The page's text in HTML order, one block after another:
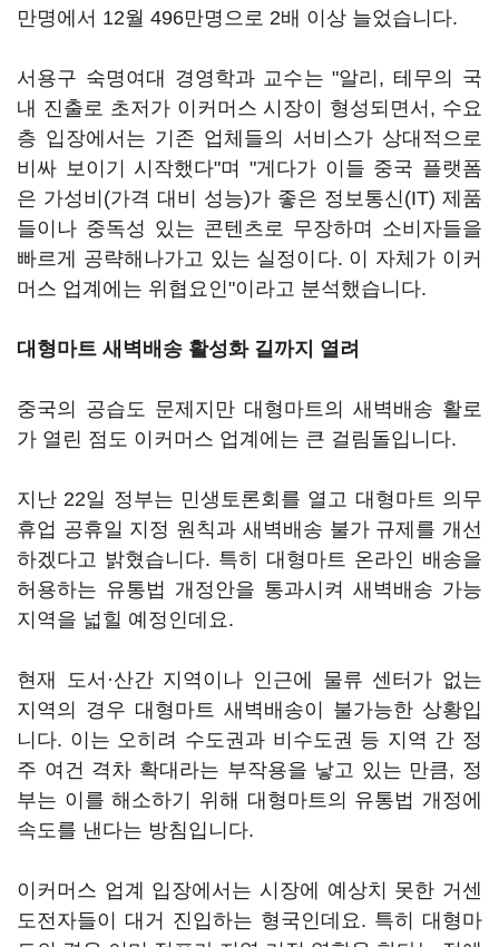
만명에서 12월 496만명으로 2배 이상 늘었습니다.
서용구 숙명여대 경영학과 교수는 "알리, 테무의 국
내 진출로 초저가 이커머스 시장이 형성되면서, 수요
층 입장에서는 기존 업체들의 서비스가 상대적으로
비싸 보이기 시작했다"며 "게다가 이들 중국 플랫폼
은 가성비(가격 대비 성능)가 좋은 정보통신(IT) 제품
들이나 중독성 있는 콘텐츠로 무장하며 소비자들을
빠르게 공략해나가고 있는 실정이다. 이 자체가 이커
머스 업계에는 위협요인"이라고 분석했습니다.
대형마트 새벽배송 활성화 길까지 열려
중국의 공습도 문제지만 대형마트의 새벽배송 활로
가 열린 점도 이커머스 업계에는 큰 걸림돌입니다.
지난 22일 정부는 민생토론회를 열고 대형마트 의무
휴업 공휴일 지정 원칙과 새벽배송 불가 규제를 개선
하겠다고 밝혔습니다. 특히 대형마트 온라인 배송을
허용하는 유통법 개정안을 통과시켜 새벽배송 가능
지역을 넓힐 예정인데요.
현재 도서·산간 지역이나 인근에 물류 센터가 없는
지역의 경우 대형마트 새벽배송이 불가능한 상황입
니다. 이는 오히려 수도권과 비수도권 등 지역 간 정
주 여건 격차 확대라는 부작용을 낳고 있는 만큼, 정
부는 이를 해소하기 위해 대형마트의 유통법 개정에
속도를 낸다는 방침입니다.
이커머스 업계 입장에서는 시장에 예상치 못한 거센
도전자들이 대거 진입하는 형국인데요. 특히 대형마